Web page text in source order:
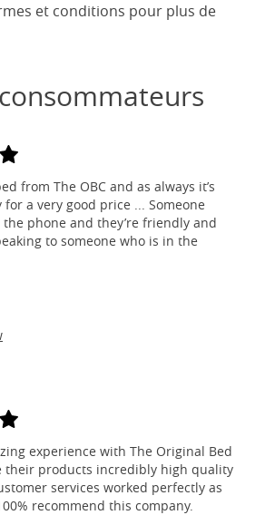
et conditions pour plus de
from The OBC and as always it’s
a very good price ... Someone
phone and they’re friendly and
to someone who is in the
experience with The Original Bed
their products incredibly high quality
services worked perfectly as
recommend this company.